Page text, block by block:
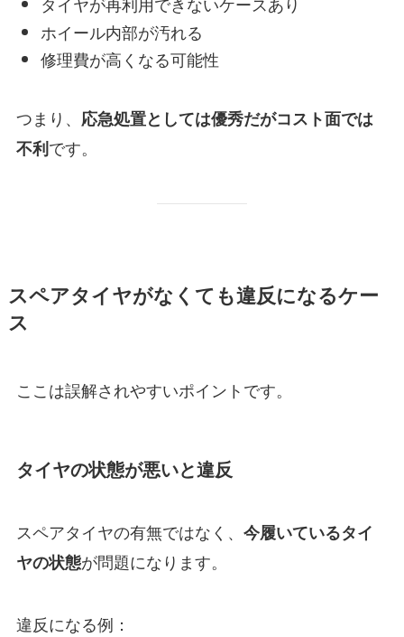
ホイール内部が汚れる
修理費が高くなる可能性
つまり、 応急処置としては優秀だがコスト面では
不利です。
スペアタイヤがなくても違反になるケー
ス
ここは誤解されやすいポイントです。
タイヤの状態が悪いと違反
スペアタイヤの有無ではなく、 今履いているタイ
ヤの状態が問題になります。
違反になる例：